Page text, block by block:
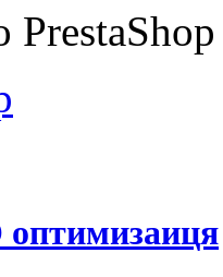
оптимизаиця